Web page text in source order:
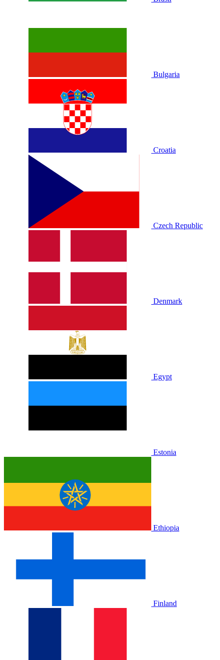
Bulgaria
Croatia
Czech Republic
Denmark
Egypt
Estonia
Ethiopia
Finland